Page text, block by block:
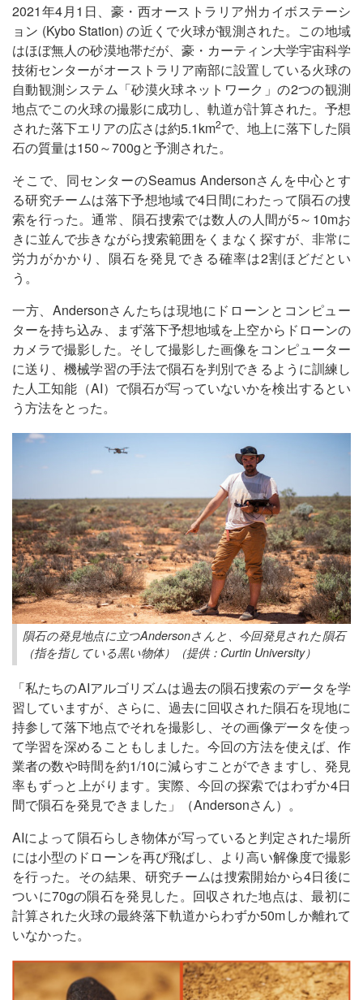
2021年4月1日、豪・西オーストラリア州カイボステーシ
ョン (Kybo Station) の近くで火球が観測された。この地域
はほぼ無人の砂漠地帯だが、豪・カーティン大学宇宙科学
技術センターがオーストラリア南部に設置している火球の
自動観測システム「砂漠火球ネットワーク」の2つの観測
地点でこの火球の撮影に成功し、軌道が計算された。予想
された落下エリアの広さは約5.1km2で、地上に落下した隕
石の質量は150～700gと予測された。
そこで、同センターのSeamus Andersonさんを中心とす
る研究チームは落下予想地域で4日間にわたって隕石の捜
索を行った。通常、隕石捜索では数人の人間が5～10mお
きに並んで歩きながら捜索範囲をくまなく探すが、非常に
労力がかかり、隕石を発見できる確率は2割ほどだとい
う。
一方、Andersonさんたちは現地にドローンとコンピュー
ターを持ち込み、まず落下予想地域を上空からドローンの
カメラで撮影した。そして撮影した画像をコンピューター
に送り、機械学習の手法で隕石を判別できるように訓練し
た人工知能（AI）で隕石が写っていないかを検出するとい
う方法をとった。
隕石の発見地点に立つAndersonさんと、今回発見された隕石
（指を指している黒い物体）（提供：Curtin University）
「私たちのAIアルゴリズムは過去の隕石捜索のデータを学
習していますが、さらに、過去に回収された隕石を現地に
持参して落下地点でそれを撮影し、その画像データを使っ
て学習を深めることもしました。今回の方法を使えば、作
業者の数や時間を約1/10に減らすことができますし、発見
率もずっと上がります。実際、今回の探索ではわずか4日
間で隕石を発見できました」（Andersonさん）。
AIによって隕石らしき物体が写っていると判定された場所
には小型のドローンを再び飛ばし、より高い解像度で撮影
を行った。その結果、研究チームは捜索開始から4日後に
ついに70gの隕石を発見した。回収された地点は、最初に
計算された火球の最終落下軌道からわずか50mしか離れて
いなかった。